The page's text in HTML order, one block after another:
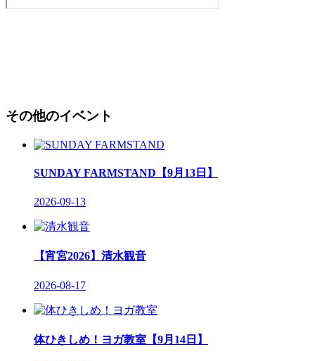
その他のイベント
SUNDAY FARMSTAND【9月13日】
2026-09-13
【宵宮2026】清水観音
2026-08-17
体ひきしめ！ヨガ教室【9月14日】